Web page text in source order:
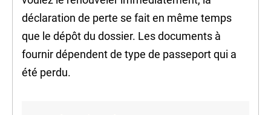
déclaration de perte se fait en même temps
que le dépôt du dossier. Les documents à
fournir dépendent de type de passeport qui a
été perdu.